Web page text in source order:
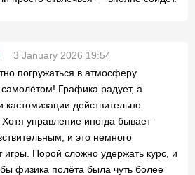
3 January 2026 19:54
погружаться в атмосферу
Графика радует, а
кастомизации действительно
Хотя управление иногда бывает
и это немного
игры. Порой сложно удержать курс, и
физика полёта была чуть более